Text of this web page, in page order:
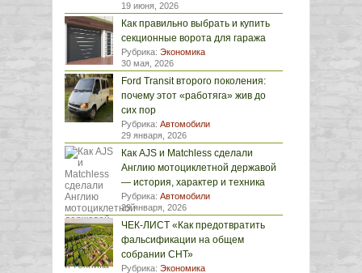
19 июня, 2026
Как правильно выбрать и купить
секционные ворота для гаража
Рубрика: Экономика
30 мая, 2026
Ford Transit второго поколения:
почему этот «работяга» жив до
сих пор
Рубрика: Автомобили
29 января, 2026
Как AJS и Matchless сделали
Англию мотоциклетной державой
— история, характер и техника
Рубрика: Автомобили
29 января, 2026
ЧЕК-ЛИСТ «Как предотвратить
фальсификации на общем
собрании СНТ»
Рубрика: Экономика